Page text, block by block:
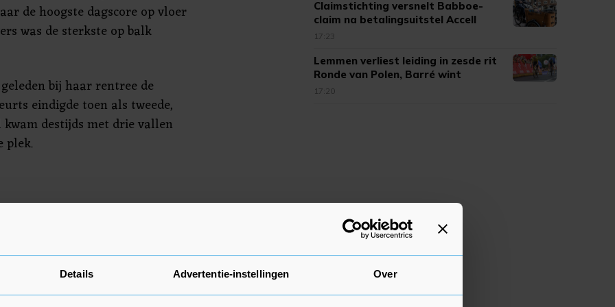
Details Advertentie-instellingen Over
de hoogste dagscore op vloer
was de sterkste op balk
bij haar rentree de
eindigde toen als tweede,
destijds met drie vallen
plek.
maakt maandag zijn
De Europese titelstrijd
van 2 tot en met 5 mei in het
Claimstichting versnelt Babboe-
claim na betalingsuitstel Accell
17:23
Lemmen verliest leiding in zesde rit
Ronde van Polen, Barré wint
17:20